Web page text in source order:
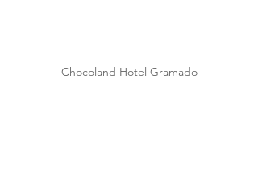
Chocoland Hotel Gramado